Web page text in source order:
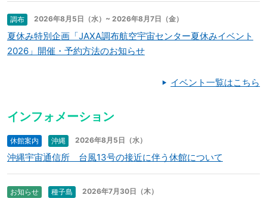
調布 2026年8月5日（水）~ 2026年8月7日（金）
夏休み特別企画「JAXA調布航空宇宙センター夏休みイベント
2026」開催・予約方法のお知らせ
イベント一覧はこちら
インフォメーション
休館案内 沖縄 2026年8月5日（水）
沖縄宇宙通信所 台風13号の接近に伴う休館について
お知らせ 種子島 2026年7月30日（木）